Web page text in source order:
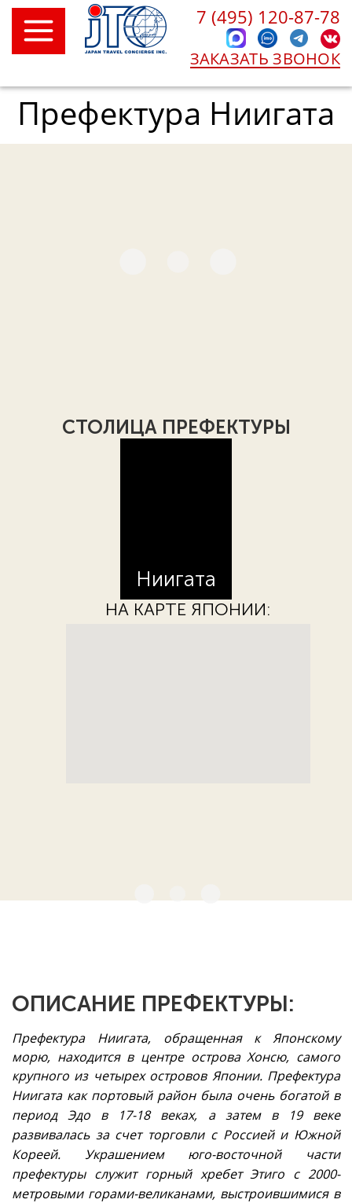
7 (495) 120-87-78
ЗАКАЗАТЬ ЗВОНОК
Префектура Ниигата
СТОЛИЦА ПРЕФЕКТУРЫ
Ниигата
НА КАРТЕ ЯПОНИИ:
ОПИСАНИЕ ПРЕФЕКТУРЫ:
Префектура Ниигата, обращенная к Японскому
морю, находится в центре острова Хонсю, самого
крупного из четырех островов Японии. Префектура
Ниигата как портовый район была очень богатой в
период Эдо в 17-18 веках, а затем в 19 веке
развивалась за счет торговли с Россией и Южной
Кореей. Украшением юго-восточной части
префектуры служит горный хребет Этиго с 2000-
метровыми горами-великанами, выстроившимися в